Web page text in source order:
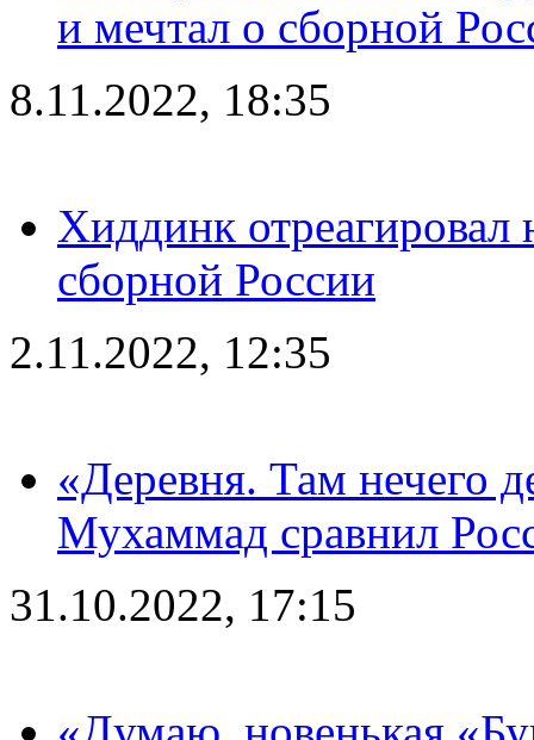
и мечтал о сборной
8.11.2022, 18:35
Хиддинк отреагировал
сборной России
2.11.2022, 12:35
«Деревня. Там нечего
Мухаммад сравнил
31.10.2022, 17:15